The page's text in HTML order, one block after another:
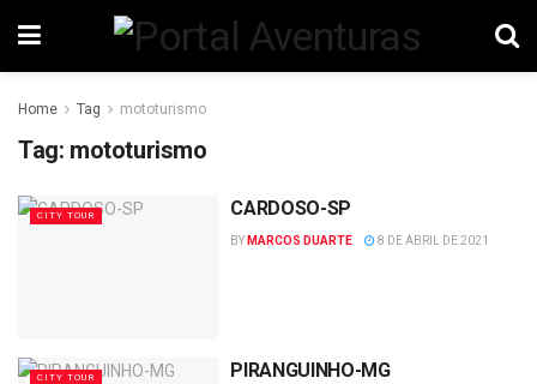
Home Tag mototurismo
Tag: mototurismo
CITY TOUR CARDOSO-SP
BY MARCOS DUARTE 8 DE ABRIL DE 2021
CITY TOUR PIRANGUINHO-MG